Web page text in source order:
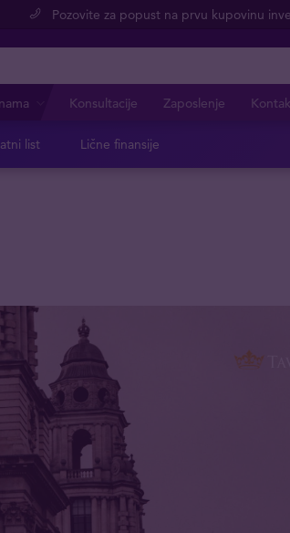
Pozovite za popust na prvu kupovinu
Konsultacije Zaposlenje
list Lične finansije